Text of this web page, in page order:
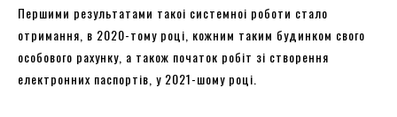
Першими результатами такоі системноі роботи стало
отримання, в 2020-тому році, кожним таким будинком свого
особового рахунку, а також початок робіт зі створення
електронних паспортів, у 2021-шому році.